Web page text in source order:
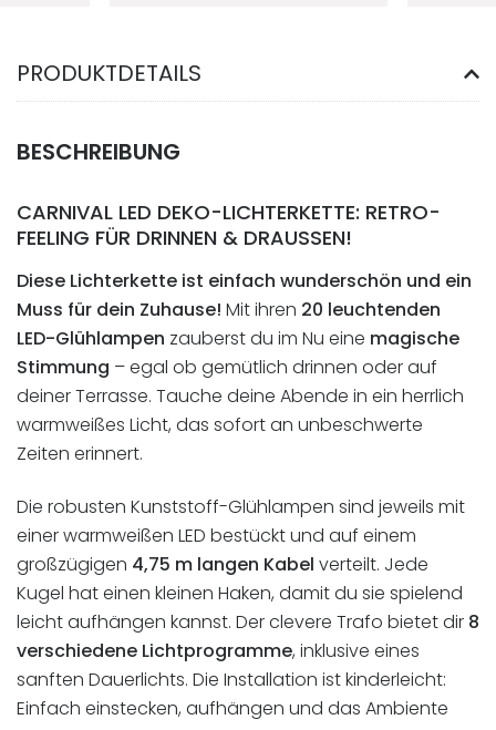
PRODUKTDETAILS
BESCHREIBUNG
CARNIVAL LED DEKO-LICHTERKETTE: RETRO-
FEELING FÜR DRINNEN & DRAUSSEN!
Diese Lichterkette ist einfach wunderschön und ein
Muss für dein Zuhause! Mit ihren 20 leuchtenden
LED-Glühlampen zauberst du im Nu eine magische
Stimmung – egal ob gemütlich drinnen oder auf
deiner Terrasse. Tauche deine Abende in ein herrlich
warmweißes Licht, das sofort an unbeschwerte
Zeiten erinnert.
Die robusten Kunststoff-Glühlampen sind jeweils mit
einer warmweißen LED bestückt und auf einem
großzügigen 4,75 m langen Kabel verteilt. Jede
Kugel hat einen kleinen Haken, damit du sie spielend
leicht aufhängen kannst. Der clevere Trafo bietet dir 8
verschiedene Lichtprogramme, inklusive eines
sanften Dauerlichts. Die Installation ist kinderleicht:
Einfach einstecken, aufhängen und das Ambiente